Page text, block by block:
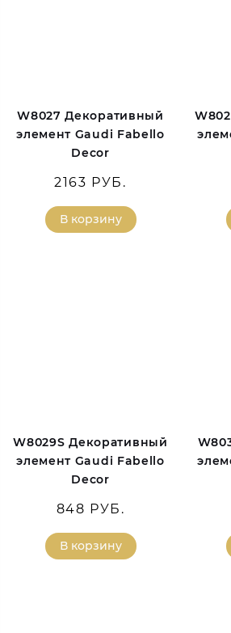
W8027 Декоративный
элемент Gaudi Fabello
Decor
2163 РУБ.
В корзину
W8029S Декоративный
элемент Gaudi Fabello
Decor
848 РУБ.
В корзину